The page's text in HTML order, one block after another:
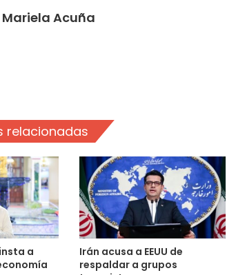
Mariela Acuña
relacionadas
a
Irán acusa a EEUU de
respaldar a grupos